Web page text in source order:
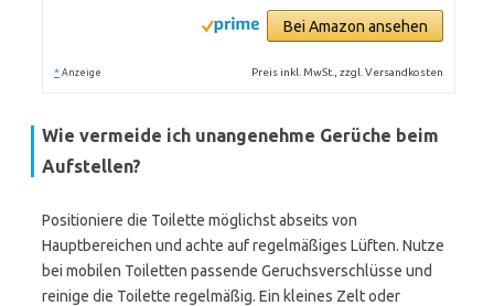
Bei Amazon ansehen
* Anzeige Preis inkl. MwSt., zzgl. Versandkosten
Wie vermeide ich unangenehme Gerüche beim
Aufstellen?
Positioniere die Toilette möglichst abseits von
Hauptbereichen und achte auf regelmäßiges Lüften. Nutze
bei mobilen Toiletten passende Geruchsverschlüsse und
reinige die Toilette regelmäßig. Ein kleines Zelt oder